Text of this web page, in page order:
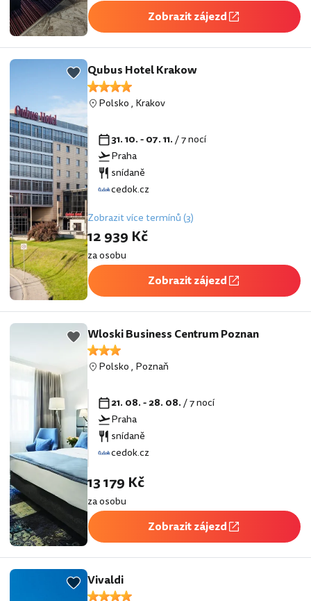
Zobrazit zájezd
Qubus Hotel Krakow
Polsko, Krakov
31. 10. - 07. 11./ 7 nocí
Praha
snídaně
cedok.cz
Zobrazit více termínů (3)
12 939 Kč
za osobu
Zobrazit zájezd
Wloski Business Centrum Poznan
Polsko, Poznaň
21. 08. - 28. 08./ 7 nocí
Praha
snídaně
cedok.cz
13 179 Kč
za osobu
Zobrazit zájezd
Vivaldi